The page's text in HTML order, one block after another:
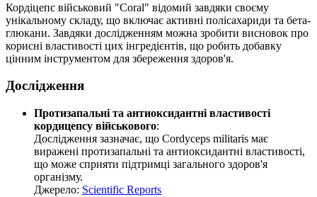
Кордіцепс військовий "Coral" відомий завдяки своєму
унікальному складу, що включає активні полісахариди та бета-
глюкани. Завдяки дослідженням можна зробити висновок про
корисні властивості цих інгредієнтів, що робить добавку
цінним інструментом для збереження здоров'я.
Дослідження
Протизапальні та антиоксидантні властивості
кордицепсу військового:
Дослідження зазначає, що Cordyceps militaris має
виражені протизапальні та антиоксидантні властивості,
що може сприяти підтримці загального здоров'я
організму.
Джерело: Scientific Reports